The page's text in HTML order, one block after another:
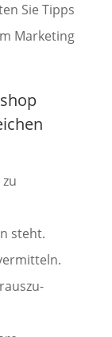
Sie Tipps
Marketing
steht.